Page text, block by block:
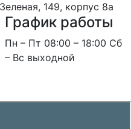
149, корпус 8а
График работы
Пн – Пт 08:00 – 18:00 Сб
– Вс выходной